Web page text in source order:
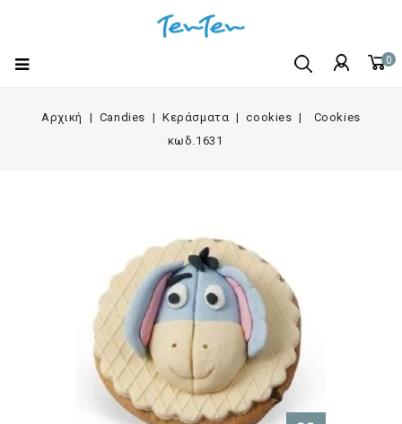
0
Αρχική Candies Κεράσματα cookies
Cookies
κωδ.1631